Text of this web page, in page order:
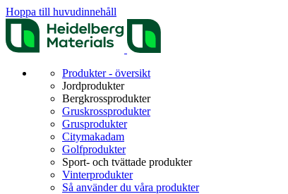
Hoppa till huvudinnehåll
Produkter - översikt
Jordprodukter
Bergkrossprodukter
Gruskrossprodukter
Grusprodukter
Citymakadam
Golfprodukter
Sport- och tvättade produkter
Vinterprodukter
Så använder du våra produkter